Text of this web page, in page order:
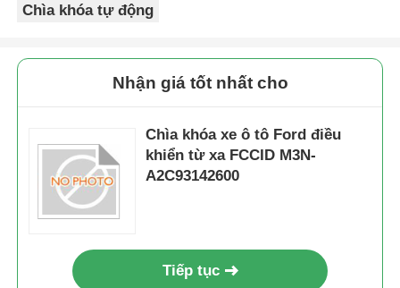
Chìa khóa tự động
Nhận giá tốt nhất cho
Chìa khóa xe ô tô Ford điều
khiển từ xa FCCID M3N-
A2C93142600
Tiếp tục